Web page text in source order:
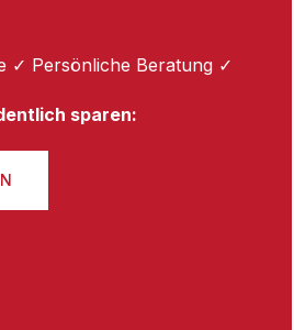
✓ Persönliche Beratung ✓
sparen: